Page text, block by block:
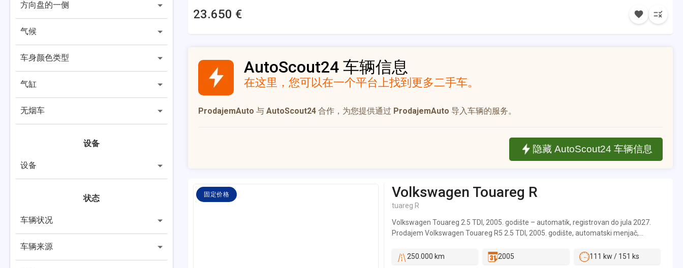
方向盘的一侧
气候
车身颜色类型
气缸
无烟车
设备
设备
状态
车辆状况
车辆来源
23.650 €
AutoScout24 车辆信息
在这里，您可以在一个平台上找到更多二手车。
ProdajemAuto 与 AutoScout24 合作，为您提供通过 ProdajemAuto 导入车辆的服务。
隐藏 AutoScout24 车辆信息
固定价格 Volkswagen Touareg R
tuareg R
Volkswagen Touareg 2.5 TDI, 2005. godište – automatik, registrovan do jula 2027.
Prodajem Volkswagen Touareg R5 2.5 TDI, 2005. godište, automatski menjač,
Na automobilu je urađena kompletna generalna motora, a u poslednjem periodu
250.000 km 2005 111 kw / 151 ks